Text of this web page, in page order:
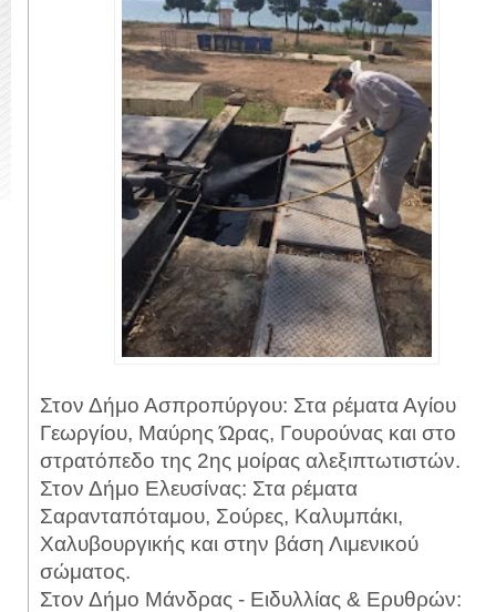
Στον Δήμο Ασπροπύργου: Στα ρέματα Αγίου
Γεωργίου, Μαύρης Ώρας, Γουρούνας και στο
στρατόπεδο της 2ης μοίρας αλεξιπτωτιστών.
Στον Δήμο Ελευσίνας: Στα ρέματα
Σαρανταπόταμου, Σούρες, Καλυμπάκι,
Χαλυβουργικής και στην βάση Λιμενικού
σώματος.
Στον Δήμο Μάνδρας - Ειδυλλίας & Ερυθρών: